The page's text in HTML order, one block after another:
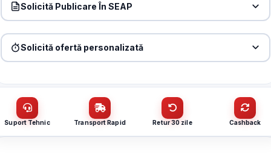
Solicită Publicare În SEAP
CUI
Solicită ofertă personalizată
Nume / firmă
Suport Tehnic Transport Rapid Retur 30 zile Cashback